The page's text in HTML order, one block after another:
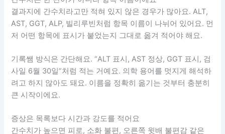
결과지에 간수치라고만 적혀 있지 않은 경우가 많아요. ALT,
AST, GGT, ALP, 빌리루빈처럼 항목 이름이 나뉘어 있어요. 먼
저 어떤 항목에 표시가 붙었는지 그대로 옮겨 적어야 해요.
기록쌤 방식은 간단해요. “ALT 표시, AST 정상, GGT 표시, 검
사일 6월 30일”처럼 적는 거예요. 의학 용어를 멋지게 해석하
려고 하지 않아도 돼요. 이름을 정확히 옮기는 것부터 충분히
큰 시작이에요.
증상은 목록보다 시간과 강도를 적어요
간수치가 높으면 피로, 소화 불편, 오른쪽 윗배 불편감 같은